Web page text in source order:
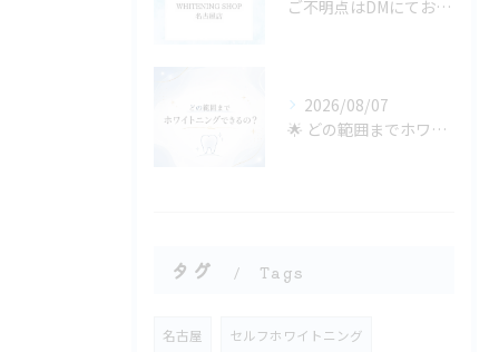
ご不明点はDMにてお気軽にお問い合わせください✨🩷
2026/08/07
🌟 どの範囲までホワイトニングできるの？ 🌟
タグ Tags
名古屋 セルフホワイトニング